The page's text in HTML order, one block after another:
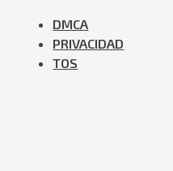
DMCA
PRIVACIDAD
TOS